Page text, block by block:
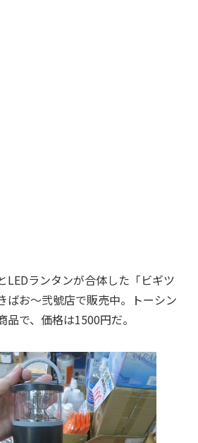
ランタンが合体した「ビギツ
ばお～弐號店で販売中。トーシン
で、価格は1500円だ。